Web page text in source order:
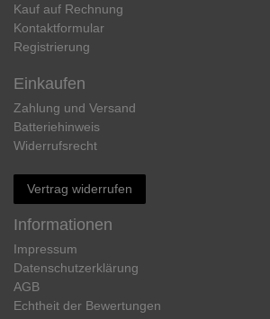
Kauf auf Rechnung
Kontaktformular
Registrierung
Einkaufen
Zahlung und Versand
Batteriehinweis
Widerrufs­recht
Vertrag widerrufen
Informationen
Impressum
Daten­schutz­erklärung
AGB
Echtheit der Bewertungen